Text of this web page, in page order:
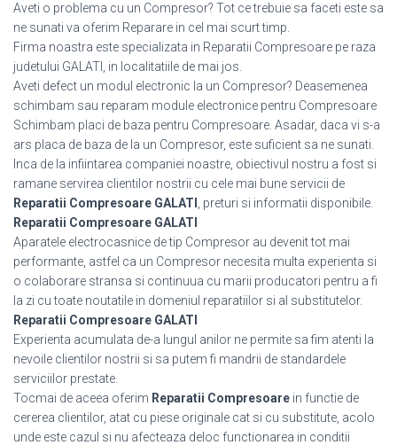
Aveti o problema cu un Compresor? Tot ce trebuie sa faceti este sa
ne sunati va oferim Reparare in cel mai scurt timp.
Firma noastra este specializata in Reparatii Compresoare pe raza
judetului GALATI, in localitatiile de mai jos.
Aveti defect un modul electronic la un Compresor? Deasemenea
schimbam sau reparam module electronice pentru Compresoare
Schimbam placi de baza pentru Compresoare. Asadar, daca vi s-a
ars placa de baza de la un Compresor, este suficient sa ne sunati.
Inca de la infiintarea companiei noastre, obiectivul nostru a fost si
ramane servirea clientilor nostrii cu cele mai bune servicii de
Reparatii Compresoare GALATI
, preturi si informatii disponibile.
Reparatii Compresoare GALATI
Aparatele electrocasnice de tip Compresor au devenit tot mai
performante, astfel ca un Compresor necesita multa experienta si
o colaborare stransa si continuua cu marii producatori pentru a fi
la zi cu toate noutatile in domeniul reparatiilor si al substitutelor.
Reparatii Compresoare GALATI
Experienta acumulata de-a lungul anilor ne permite sa fim atenti la
nevoile clientilor nostrii si sa putem fi mandrii de standardele
serviciilor prestate.
Tocmai de aceea oferim Reparatii Compresoare in functie de
cererea clientilor, atat cu piese originale cat si cu substitute, acolo
unde este cazul si nu afecteaza deloc functionarea in conditii